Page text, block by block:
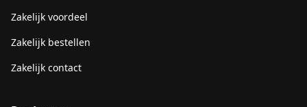
Zakelijk voordeel
Zakelijk bestellen
Zakelijk contact